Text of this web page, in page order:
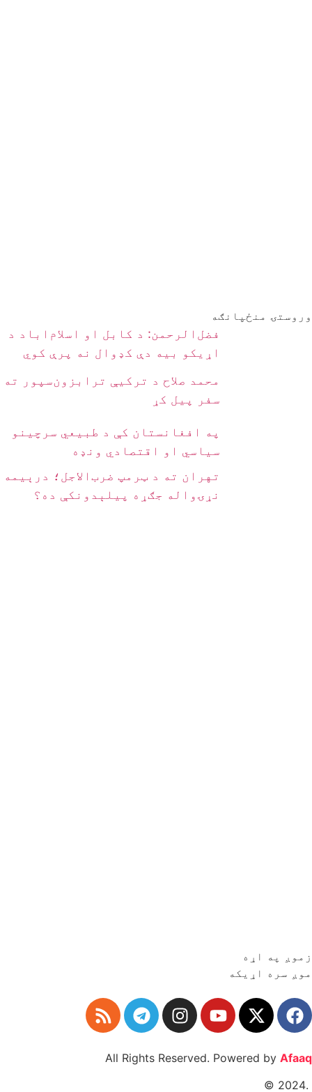
وروستۍ منځپانګه
فضل‌الرحمن: د کابل او اسلام‌اباد د
اړیکو بیه دې کډوال نه پرې کوي
محمد صلاح د ترکیې ترابزون‌سپور ته
سفر پیل کړ
په افغانستان کې د طبیعي سرچینو
سیاسي او اقتصادي ونډه
تهران ته د ټرمپ ضرب‌الاجل؛ درېیمه
نړۍواله جګړه پیلېدونکې ده؟
زموږ په اړه
موږ سره اړیکه
All Rights Reserved. Powered by Afaaq
.2024 ©